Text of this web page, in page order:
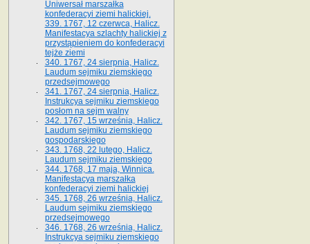
Uniwersał marszałka
konfederacyi ziemi halickiej.
339. 1767, 12 czerwca, Halicz.
Manifestacya szlachty halickiej z
przystąpieniem do konfederacyi
tejże ziemi
340. 1767, 24 sierpnia, Halicz.
Laudum sejmiku ziemskiego
przedsejmowego
341. 1767, 24 sierpnia, Halicz.
Instrukcya sejmiku ziemskiego
posłom na sejm walny
342. 1767, 15 września, Halicz.
Laudum sejmiku ziemskiego
gospodarskiego
343. 1768, 22 lutego, Halicz.
Laudum sejmiku ziemskiego
344. 1768, 17 maja, Winnica.
Manifestacya marszałka
konfederacyi ziemi halickiej
345. 1768, 26 września, Halicz.
Laudum sejmiku ziemskiego
przedsejmowego
346. 1768, 26 września, Halicz.
Instrukcya sejmiku ziemskiego